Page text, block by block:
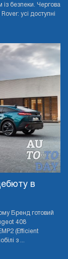
із безпеки. Чергова
усі доступні
в
Бренд готовий
408
(Efficient
з ...